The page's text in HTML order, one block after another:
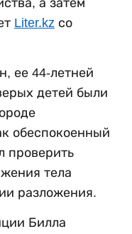
Liter.kz со
ее 44-летней
детей были
обеспокоенный
проверить
тела
разложения.
Билла